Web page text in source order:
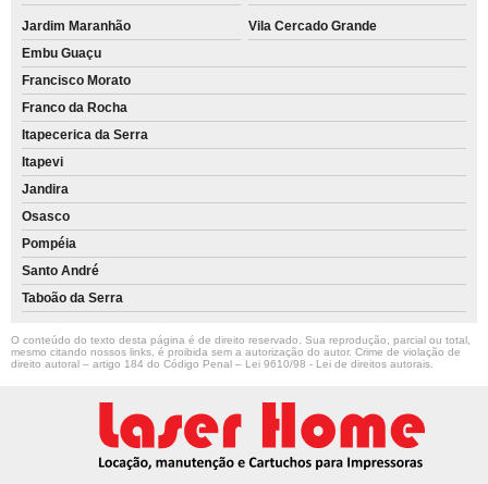
Jardim Maranhão
Vila Cercado Grande
Embu Guaçu
Francisco Morato
Franco da Rocha
Itapecerica da Serra
Itapevi
Jandira
Osasco
Pompéia
Santo André
Taboão da Serra
O conteúdo do texto desta página é de direito reservado. Sua reprodução, parcial ou total,
mesmo citando nossos links, é proibida sem a autorização do autor. Crime de violação de
direito autoral – artigo 184 do Código Penal – Lei 9610/98 - Lei de direitos autorais